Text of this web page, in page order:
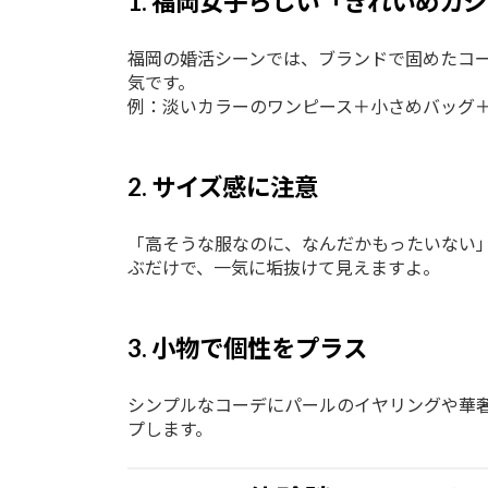
福岡の婚活シーンでは、ブランドで固めたコ
気です。
例：淡いカラーのワンピース＋小さめバッグ
2. サイズ感に注意
「高そうな服なのに、なんだかもったいな
ぶだけで、一気に垢抜けて見えますよ。
3. 小物で個性をプラス
シンプルなコーデにパールのイヤリングや
プします。